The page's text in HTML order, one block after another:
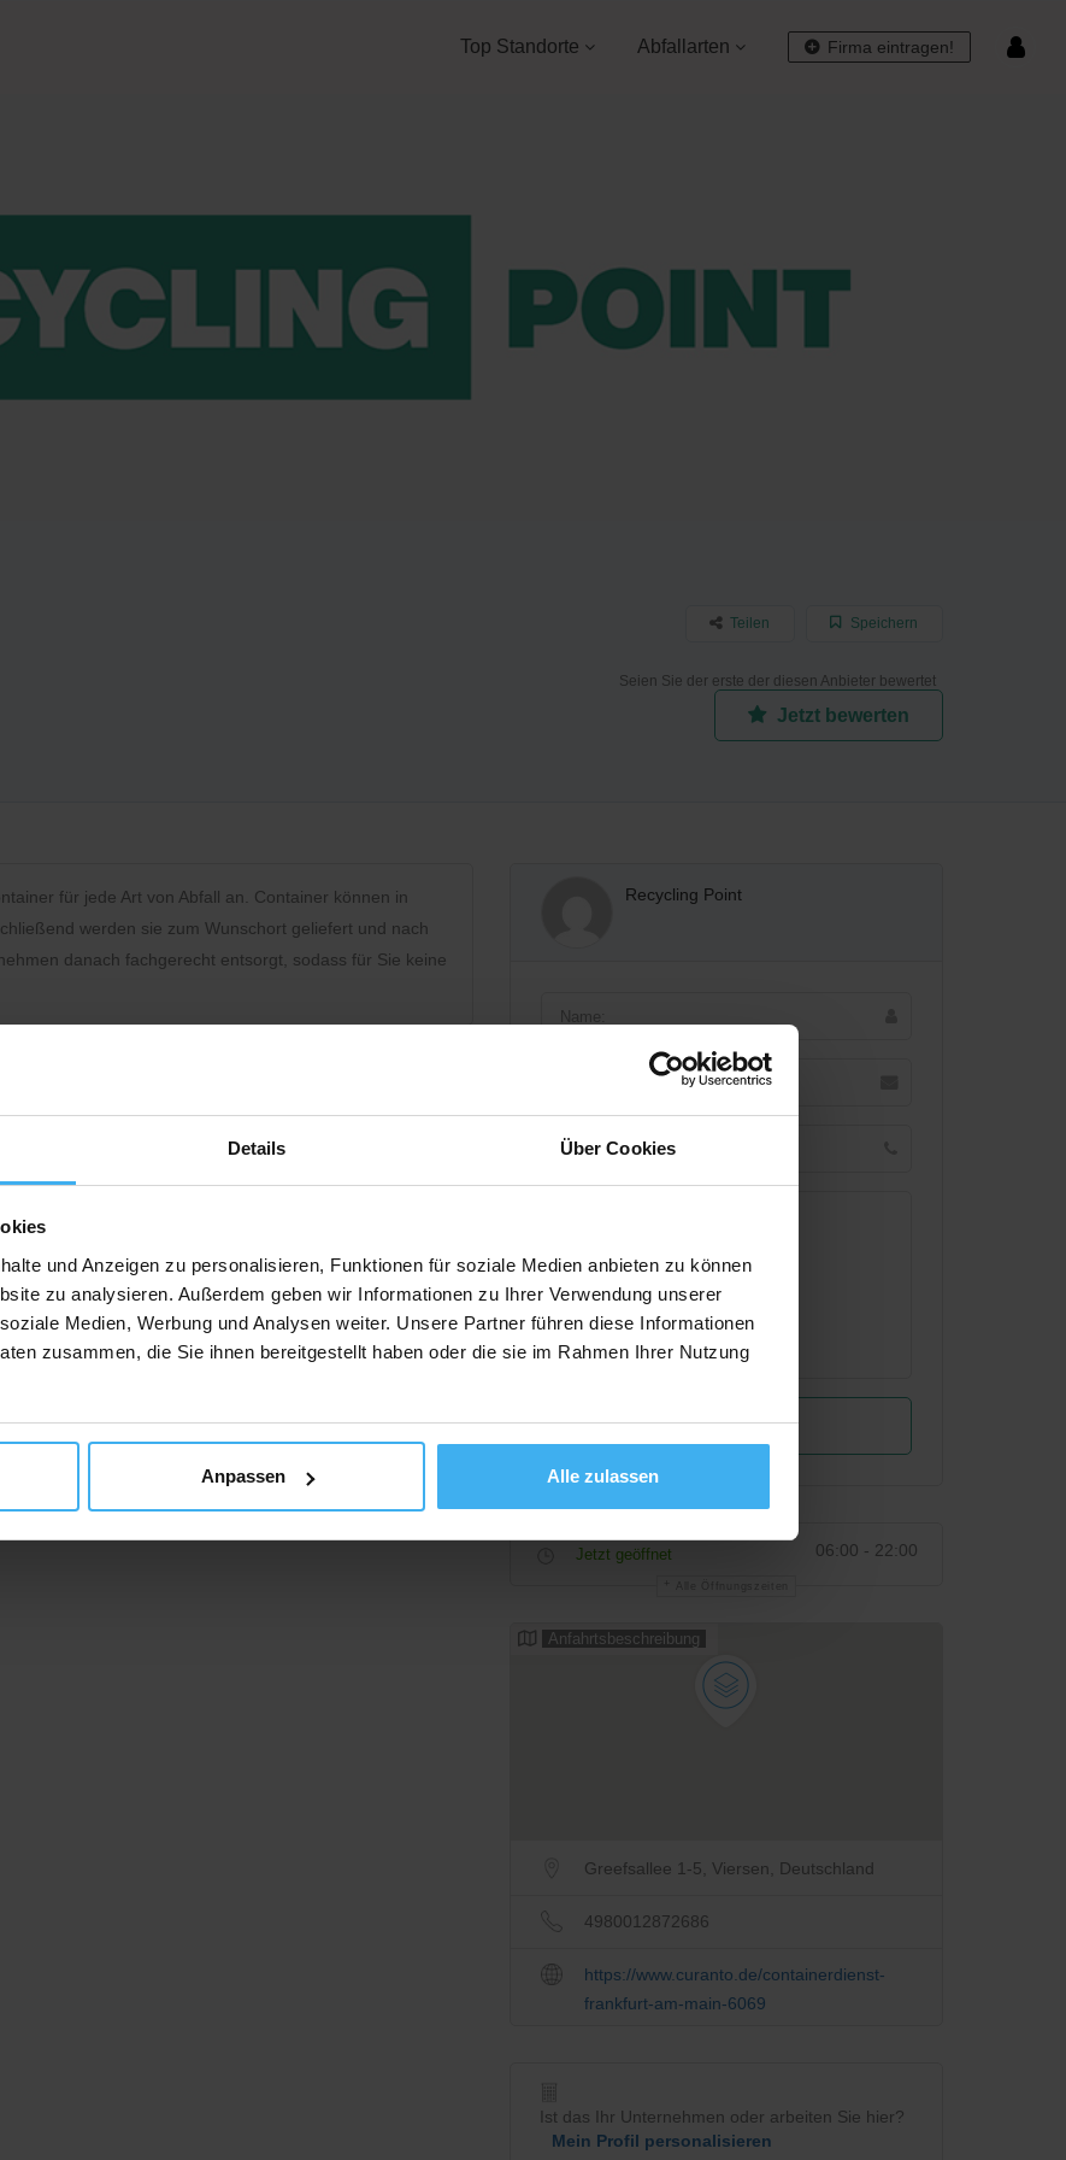
Details Über Cookies
und Anzeigen zu personalisieren, Funktionen für soziale Medien anbieten zu können
zu analysieren. Außerdem geben wir Informationen zu Ihrer Verwendung unserer
Medien, Werbung und Analysen weiter. Unsere Partner führen diese Informationen
zusammen, die Sie ihnen bereitgestellt haben oder die sie im Rahmen Ihrer Nutzung
Anpassen Alle zulassen
Firma eintragen!
Top Standorte Abfallarten
Speichern
Teilen
Seien Sie der erste der diesen Anbieter bewertet
Jetzt bewerten
für jede Art von Abfall an. Container können in
werden sie zum Wunschort geliefert und nach
danach fachgerecht entsorgt, sodass für Sie keine
Recycling Point
Jetzt geöffnet 06:00 - 22:00
Anfahrtsbeschreibung
Greefsallee 1-5, Viersen, Deutschland
4980012872686
https://www.curanto.de/containerdienst-
frankfurt-am-main-6069
Ist das Ihr Unternehmen oder arbeiten Sie hier?
Mein Profil personalisieren